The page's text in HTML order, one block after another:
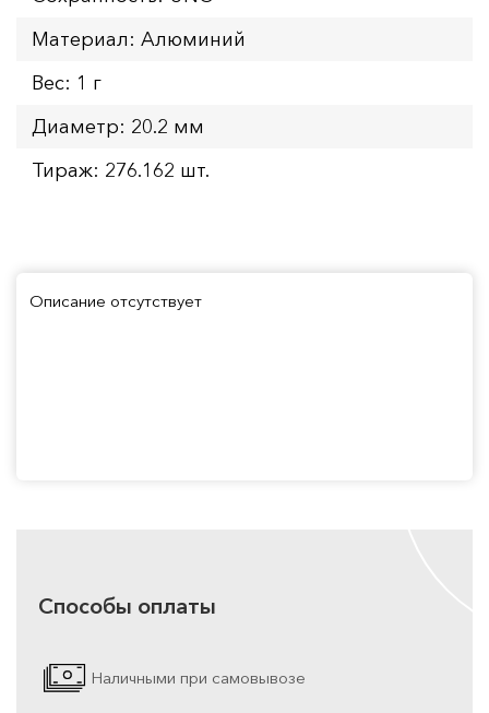
Материал: Алюминий
Вес: 1 г
Диаметр: 20.2 мм
Тираж: 276.162 шт.
Описание отсутствует
Способы оплаты
Наличными при самовывозе